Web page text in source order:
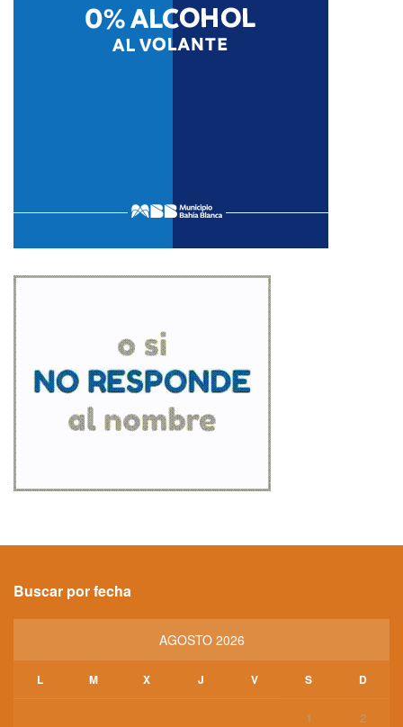
Buscar por fecha
AGOSTO 2026
L M X J V S D
1 2